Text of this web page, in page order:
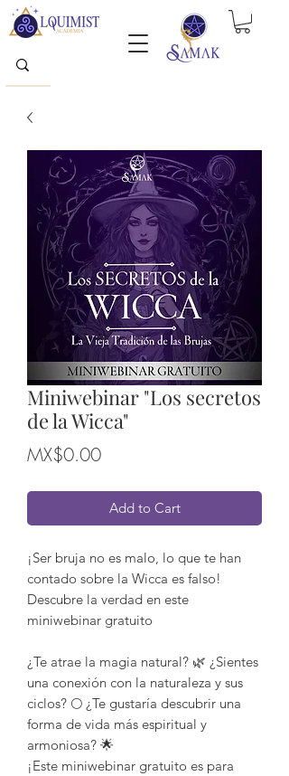
Miniwebinar "Los secretos
de la Wicca"
MX$0.00Price
Add to Cart
¡Ser bruja no es malo, lo que te han
contado sobre la Wicca es falso!
Descubre la verdad en este
miniwebinar gratuito
¿Te atrae la magia natural? 🌿 ¿Sientes
una conexión con la naturaleza y sus
ciclos? 🌕 ¿Te gustaría descubrir una
forma de vida más espiritual y
armoniosa? 🌟
¡Este miniwebinar gratuito es para